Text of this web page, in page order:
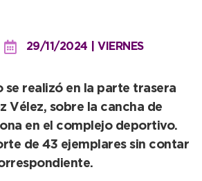
29/11/2024 | VIERNES
se realizó en la parte trasera
Vélez, sobre la cancha de
en el complejo deportivo.
de 43 ejemplares sin contar